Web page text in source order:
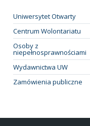
Uniwersytet Otwarty
Centrum Wolontariatu
Osoby z
niepełnosprawnościami
Wydawnictwa UW
Zamówienia publiczne